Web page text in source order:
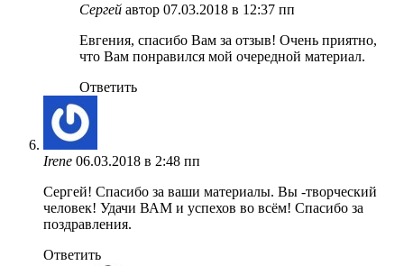
Сергей автор 07.03.2018 в 12:37 пп
Евгения, спасибо Вам за отзыв! Очень приятно,
что Вам понравился мой очередной материал.
Ответить
Irene 06.03.2018 в 2:48 пп
Сергей! Спасибо за ваши материалы. Вы -творческий
человек! Удачи ВАМ и успехов во всём! Спасибо за
поздравления.
Ответить